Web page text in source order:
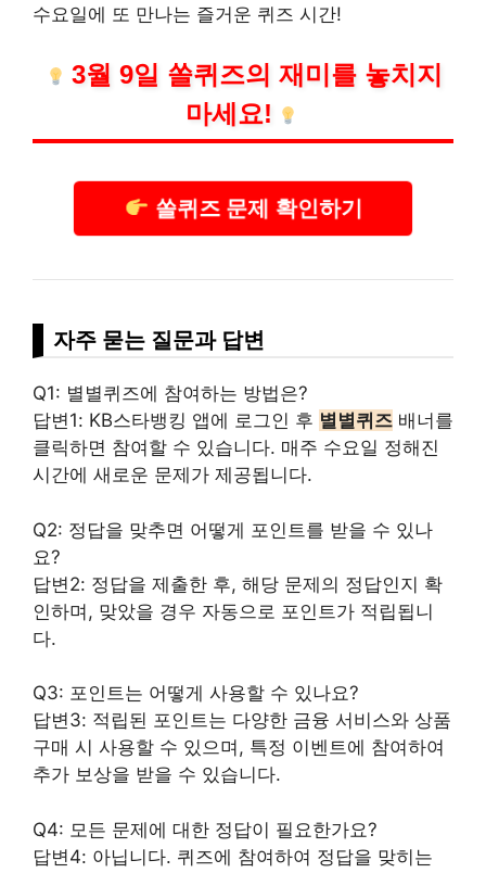
수요일에 또 만나는 즐거운 퀴즈 시간!
3월 9일 쏠퀴즈의 재미를 놓치지
마세요!
쏠퀴즈 문제 확인하기
자주 묻는 질문과 답변
Q1: 별별퀴즈에 참여하는 방법은?
답변1: KB스타뱅킹 앱에 로그인 후 별별퀴즈 배너를
클릭하면 참여할 수 있습니다. 매주 수요일 정해진
시간에 새로운 문제가 제공됩니다.
Q2: 정답을 맞추면 어떻게 포인트를 받을 수 있나
요?
답변2: 정답을 제출한 후, 해당 문제의 정답인지 확
인하며, 맞았을 경우 자동으로 포인트가 적립됩니
다.
Q3: 포인트는 어떻게 사용할 수 있나요?
답변3: 적립된 포인트는 다양한 금융 서비스와 상품
구매 시 사용할 수 있으며, 특정 이벤트에 참여하여
추가 보상을 받을 수 있습니다.
Q4: 모든 문제에 대한 정답이 필요한가요?
답변4: 아닙니다. 퀴즈에 참여하여 정답을 맞히는